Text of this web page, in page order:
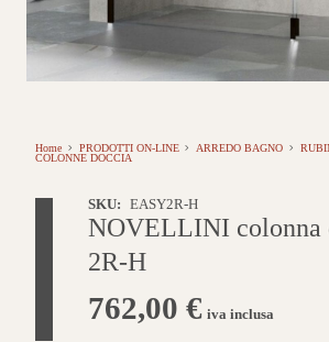
Home PRODOTTI ON-LINE ARREDO BAGNO
COLONNE DOCCIA
SKU: EASY2R-H
NOVELLINI colonna
2R-H
762,00 € iva inclusa